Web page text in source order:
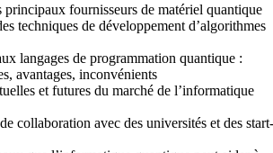
principaux fournisseurs de matériel quantique
techniques de développement d’algorithmes
langages de programmation quantique :
avantages, inconvénients
et futures du marché de l’informatique
collaboration avec des universités et des start-